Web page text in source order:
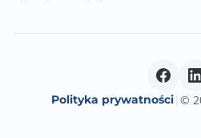
Polityka prywatności| ©